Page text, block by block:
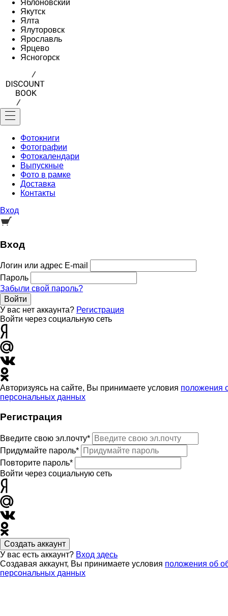
Яблоновский
Якутск
Ялта
Ялуторовск
Ярославль
Ярцево
Ясногорск
Фотокниги
Фотографии
Фотокалендари
Выпускные
Фото в рамке
Доставка
Контакты
Вход
Вход
Логин или адрес E-mail
Пароль
Забыли свой пароль?
Войти
У вас нет аккаунта? Регистрация
Войти через социальную сеть
Авторизуясь на сайте, Вы принимаете условия положения
персональных данных
Регистрация
Введите свою эл.почту*
Придумайте пароль*
Повторите пароль*
Войти через социальную сеть
Создать аккаунт
У вас есть аккаунт? Вход здесь
Создавая аккаунт, Вы принимаете условия положения об
персональных данных